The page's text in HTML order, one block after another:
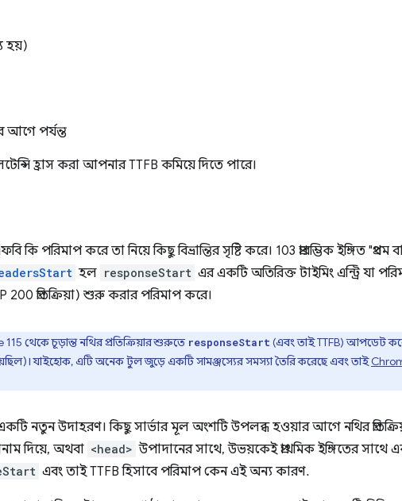
হয়)
আগে পর্যন্ত
হ্রাস করা আপনার TTFB কমিয়ে দিতে পারে।
কি পরিমাপ করে তা নিয়ে কিছু বিভ্রান্তির সৃষ্টি করে। 103 প্রারম্ভিক ইঙ্গিত "প্রথম
হল responseStart এর একটি অতিরিক্ত টাইমিং এন্ট্রি যা
200 প্রতিক্রিয়া) শুরু করার পরিমাপ করে।
115 থেকে চূড়ান্ত নথির প্রতিক্রিয়ার শুরুতে responseStart (এবং তাই TTFB) আপডেট
যাইহোক, এটি অনেক টুল জুড়ে একটি সামঞ্জস্যের সমস্যা তৈরি করেছে এবং তাই
একটি নতুন উদাহরণ। কিছু সার্ভার মূল অংশটি উপলব্ধ হওয়ার আগে নথির
দিয়ে, অথবা <head> উপাদানের সাথে, উভয়কেই প্রাথমিক ইঙ্গিতের
এবং তাই TTFB হিসাবে পরিমাপ কেন এই অন্য কারণ.